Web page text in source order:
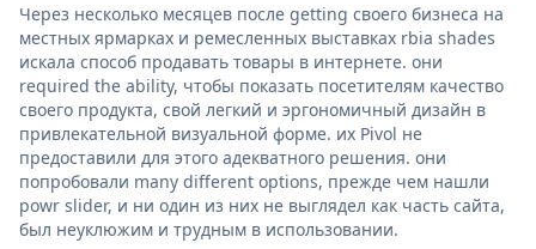
Через несколько месяцев после getting своего бизнеса на
местных ярмарках и ремесленных выставках rbia shades
искала способ продавать товары в интернете. они
required the ability, чтобы показать посетителям качество
своего продукта, свой легкий и эргономичный дизайн в
привлекательной визуальной форме. их Pivol не
предоставили для этого адекватного решения. они
попробовали many different options, прежде чем нашли
powr slider, и ни один из них не выглядел как часть сайта,
был неуклюжим и трудным в использовании.